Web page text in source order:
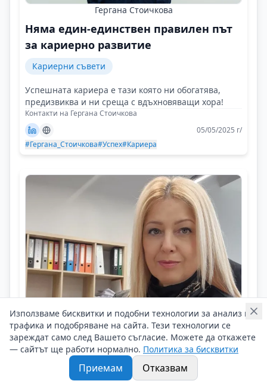
Гергана Стоичкова
Няма един-единствен правилен път
за кариерно развитие
Кариерни съвети
Успешната кариера е тази която ни обогатява,
предизвиква и ни среща с вдъхновяващи хора!
Контакти на Гергана Стоичкова
05/05/2025 г/
#Гергана_Стоичкова#Успех#Кариера
Марта Попова
Можеш да бъдеш успешен, само ако
обичаш това, което правиш
Кариерни съвети
Използваме бисквитки и подобни технологии за анализ на
трафика и подобряване на сайта. Тези технологии се
зареждат само след Вашето съгласие. Можете да откажете
— сайтът ще работи нормално. Политика за бисквитки
Приемам Отказвам